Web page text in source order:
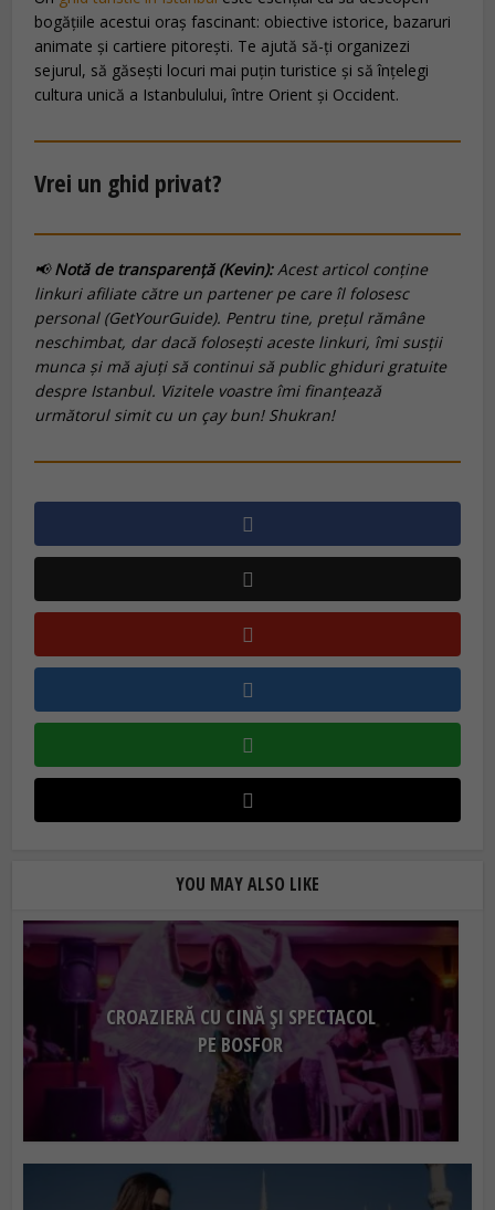
bogățiile acestui oraș fascinant: obiective istorice, bazaruri
animate și cartiere pitorești. Te ajută să-ți organizezi
sejurul, să găsești locuri mai puțin turistice și să înțelegi
cultura unică a Istanbulului, între Orient și Occident.
Vrei un ghid privat?
📢Notă de transparență (Kevin):Acest articol conține
linkuri afiliate către un partener pe care îl folosesc
personal (GetYourGuide). Pentru tine, prețul rămâne
neschimbat, dar dacă folosești aceste linkuri, îmi susții
munca și mă ajuți să continui să public ghiduri gratuite
despre Istanbul. Vizitele voastre îmi finanțează
următorul simitcu un çaybun! Shukran!
YOU MAY ALSO LIKE
CROAZIERĂ CU CINĂ ȘI SPECTACOL
PE BOSFOR